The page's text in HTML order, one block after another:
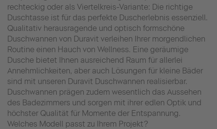
rechteckig oder als Viertelkreis-Variante: Die richtige
Duschtasse ist für das perfekte Duscherlebnis essenziell.
Qualitativ herausragende und optisch formschöne
Duschwannen von Duravit verleihen Ihrer morgendlichen
Routine einen Hauch von Wellness. Eine geräumige
Dusche bietet Ihnen ausreichend Raum für allerlei
Annehmlichkeiten, aber auch Lösungen für kleine Bäder
sind mit unseren Duravit Duschwannen realisierbar.
Duschwannen prägen zudem wesentlich das Aussehen
des Badezimmers und sorgen mit ihrer edlen Optik und
höchster Qualität für Momente der Entspannung.
Welches Modell passt zu Ihrem Projekt?